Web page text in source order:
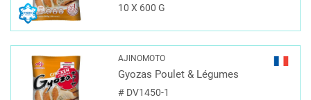
10 X 600 G
AJINOMOTO
Gyozas Poulet & Légumes
#DV1450-1